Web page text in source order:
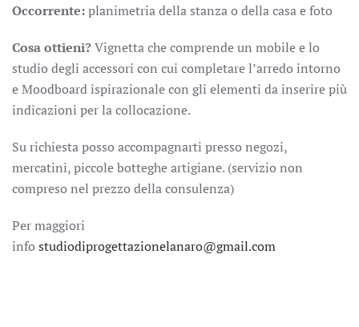
Occorrente:planimetria della stanza o della casa e foto
Cosa ottieni?Vignetta che comprende un mobile e lo
studio degli accessori con cui completare l’arredo intorno
e Moodboard ispirazionale con gli elementi da inserire più
indicazioni per la collocazione.
Su richiesta posso accompagnarti presso negozi,
mercatini, piccole botteghe artigiane. (servizio non
compreso nel prezzo della consulenza)
Per maggiori
info studiodiprogettazionelanaro@gmail.com